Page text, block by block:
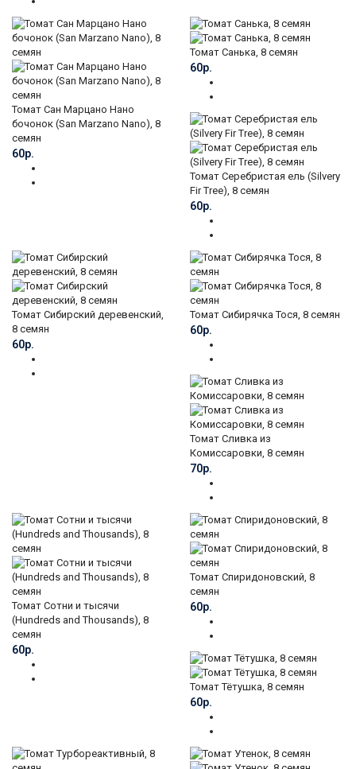
Томат Сан Марцано Нано
бочонок (San Marzano Nano), 8
семян
60р.
Томат Санька, 8 семян
60р.
Томат Серебристая ель (Silvery
Fir Tree), 8 семян
60р.
Томат Сибирский деревенский,
8 семян
60р.
Томат Сибирячка Тося, 8 семян
60р.
Томат Сливка из
Комиссаровки, 8 семян
70р.
Томат Сотни и тысячи
(Hundreds and Thousands), 8
семян
60р.
Томат Спиридоновский, 8
семян
60р.
Томат Тётушка, 8 семян
60р.